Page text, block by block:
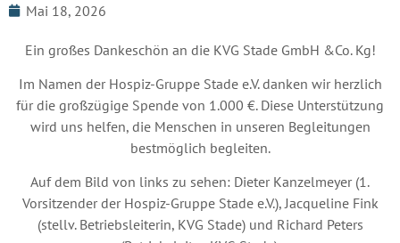
Mai 18, 2026
Ein großes Dankeschön an die KVG Stade GmbH &Co. Kg!
Im Namen der Hospiz-Gruppe Stade e.V. danken wir herzlich
für die großzügige Spende von 1.000 €. Diese Unterstützung
wird uns helfen, die Menschen in unseren Begleitungen
bestmöglich begleiten.
Auf dem Bild von links zu sehen: Dieter Kanzelmeyer (1.
Vorsitzender der Hospiz-Gruppe Stade e.V.), Jacqueline Fink
(stellv. Betriebsleiterin, KVG Stade) und Richard Peters